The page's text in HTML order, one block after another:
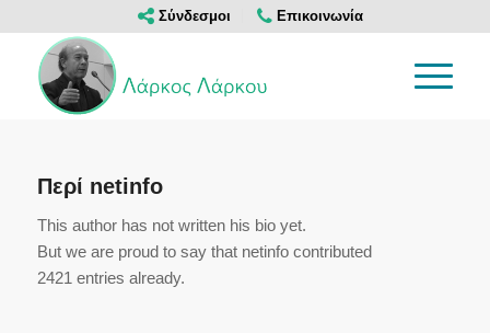
Σύνδεσμοι Επικοινωνία
Περί netinfo
This author has not written his bio yet.
But we are proud to say that netinfocontributed
2421 entries already.